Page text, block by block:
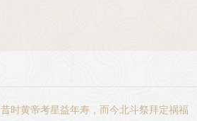
昔时黄帝考星益年寿，而今北斗祭拜定祸福